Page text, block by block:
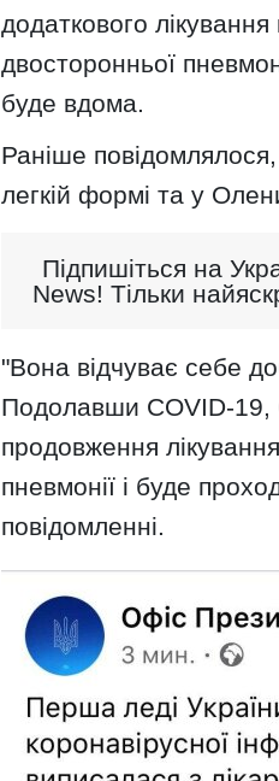
додаткового
двосторонньої
буде вдома.
Раніше
легкій формі та у
Підпишіться на
News! Тільки
"Вона відчуває себе
Подолавши COVID-19,
продовження
пневмонії і буде
повідомленні.